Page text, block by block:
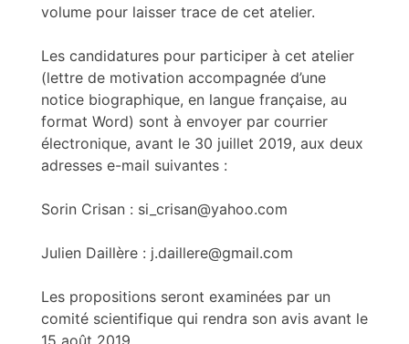
volume pour laisser trace de cet atelier.
Les candidatures pour participer à cet atelier
(lettre de motivation accompagnée d’une
notice biographique, en langue française, au
format Word) sont à envoyer par courrier
électronique, avant le 30 juillet 2019, aux deux
adresses e-mail suivantes :
Sorin Crisan : si_crisan@yahoo.com
Julien Daillère : j.daillere@gmail.com
Les propositions seront examinées par un
comité scientifique qui rendra son avis avant le
15 août 2019.